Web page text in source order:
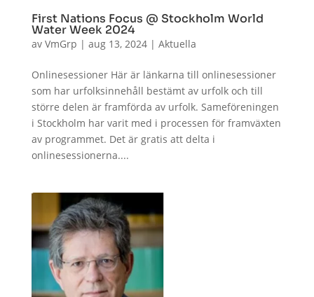
First Nations Focus @ Stockholm World
Water Week 2024
av VmGrp | aug 13, 2024| Aktuella
Onlinesessioner Här är länkarna till onlinesessioner
som har urfolksinnehåll bestämt av urfolk och till
större delen är framförda av urfolk. Sameföreningen
i Stockholm har varit med i processen för framväxten
av programmet. Det är gratis att delta i
onlinesessionerna....